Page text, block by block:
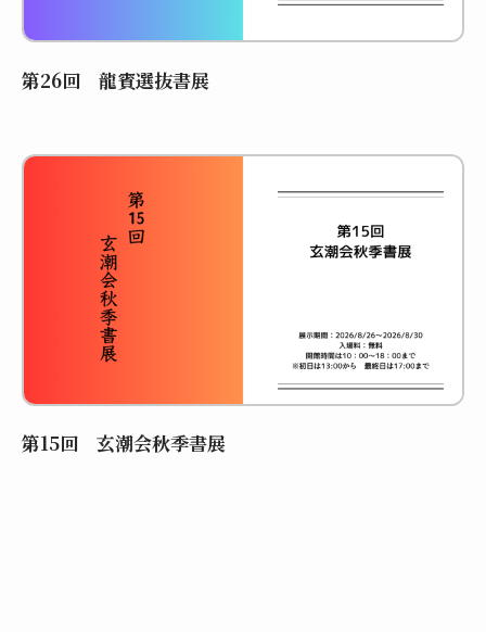
第26回 龍賓選抜書展
第15回 玄潮会秋季書展